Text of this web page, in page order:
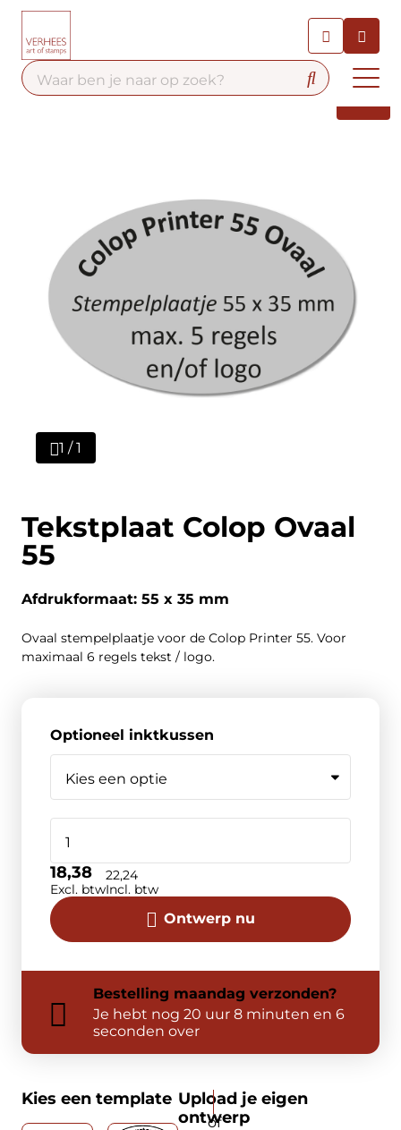
Contact
1 / 1
Tekstplaat Colop Ovaal
55
Afdrukformaat: 55 x 35 mm
Ovaal stempelplaatje voor de Colop Printer 55. Voor
maximaal 6 regels tekst / logo.
Optioneel inktkussen
Ontwerp nu
18,38
Excl. btw
22,24
Incl. btw
Bestelling maandag verzonden?
Je hebt nog 20 uur 8 minuten en 6
seconden over
Kies een template Upload je eigen
ontwerp